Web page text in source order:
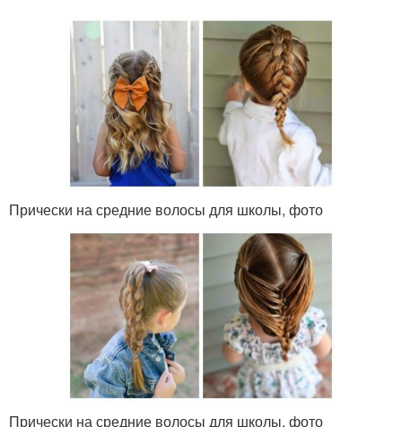
Прически на средние волосы для школы, фото
Прически на средние волосы для школы, фото